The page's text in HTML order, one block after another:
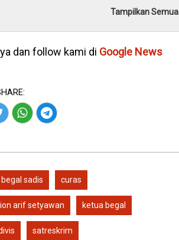
Tampilkan Semua
dan follow kami di Google News
begal sadis curas
arif setyawan ketua begal
satreskrim